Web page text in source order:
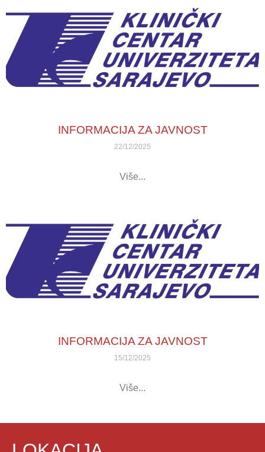
INFORMACIJA ZA JAVNOST
22/12/2025
Više...
INFORMACIJA ZA JAVNOST
15/12/2025
Više...